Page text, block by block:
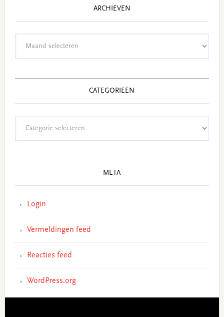
ARCHIEVEN
CATEGORIEËN
META
Login
Vermeldingen feed
Reacties feed
WordPress.org